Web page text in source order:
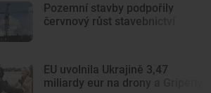
Pozemní stavby podpořily
červnový růst stavebnictví
EU uvolnila Ukrajině 3,47
miliardy eur na drony a Gripeny